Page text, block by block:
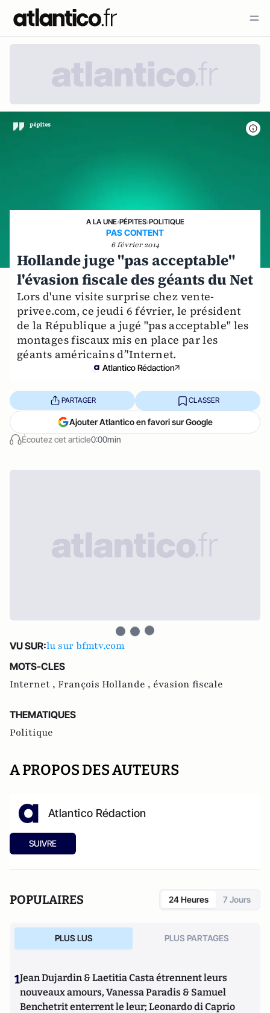
A LA UNE›PÉPITES›POLITIQUE
PAS CONTENT
6 février 2014
Hollande juge "pas acceptable"
l'évasion fiscale des géants du Net
Lors d'une visite surprise chez vente-
privee.com, ce jeudi 6 février, le président
de la République a jugé "pas acceptable" les
montages fiscaux mis en place par les
géants américains d’'Internet.
Atlantico Rédaction
Écoutez cet article0:00min
PARTAGER CLASSER
Ajouter Atlantico en favori sur Google
VU SUR:lu sur bfmtv.com
MOTS-CLES
Internet , François Hollande , évasion fiscale
THEMATIQUES
Politique
A PROPOS DES AUTEURS
Atlantico Rédaction
SUIVRE
POPULAIRES 24 Heures 7 Jours
PLUS LUS PLUS PARTAGES
1Jean Dujardin & Laetitia Casta étrennent leurs
nouveaux amours, Vanessa Paradis & Samuel
Benchetrit enterrent le leur; Leonardo di Caprio